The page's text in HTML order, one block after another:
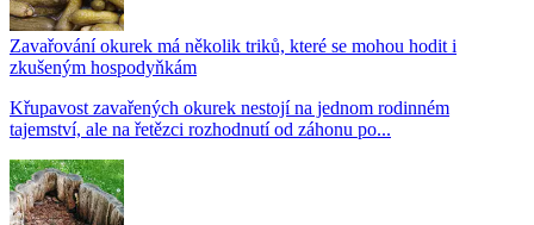
Zavařování okurek má několik triků, které se mohou hodit i
zkušeným hospodyňkám
Křupavost zavařených okurek nestojí na jednom rodinném
tajemství, ale na řetězci rozhodnutí od záhonu po...